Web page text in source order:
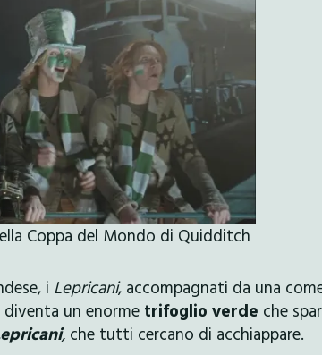
Coppa del Mondo di Quidditch
i Lepricani, accompagnati da una
un enorme trifoglio verde che
,che tutti cercano di acchiappare.